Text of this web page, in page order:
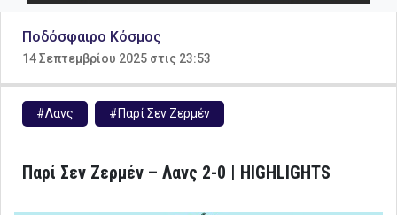
Ποδόσφαιρο Κόσμος
14 Σεπτεμβρίου 2025 στις 23:53
#Λανς #Παρί Σεν Ζερμέν
Παρί Σεν Ζερμέν – Λανς 2-0 | HIGHLIGHTS